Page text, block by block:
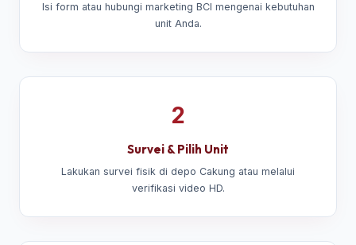
Isi form atau hubungi marketing BCI mengenai kebutuhan
unit Anda.
2
Survei & Pilih Unit
Lakukan survei fisik di depo Cakung atau melalui
verifikasi video HD.